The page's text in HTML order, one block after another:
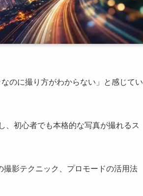
のに撮り方がわからない」と感じてい
、初心者でも本格的な写真が撮れるス
影テクニック、プロモードの活用法